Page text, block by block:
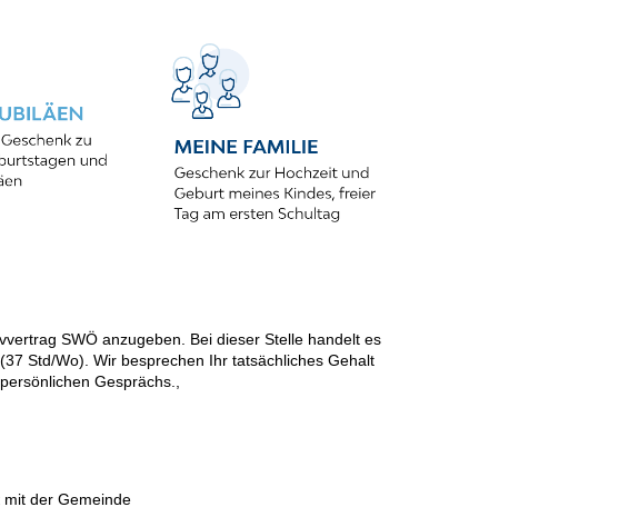
SWÖ anzugeben. Bei dieser Stelle handelt es
Std/Wo). Wir besprechen Ihr tatsächliches Gehalt
Gesprächs.,
der Gemeinde